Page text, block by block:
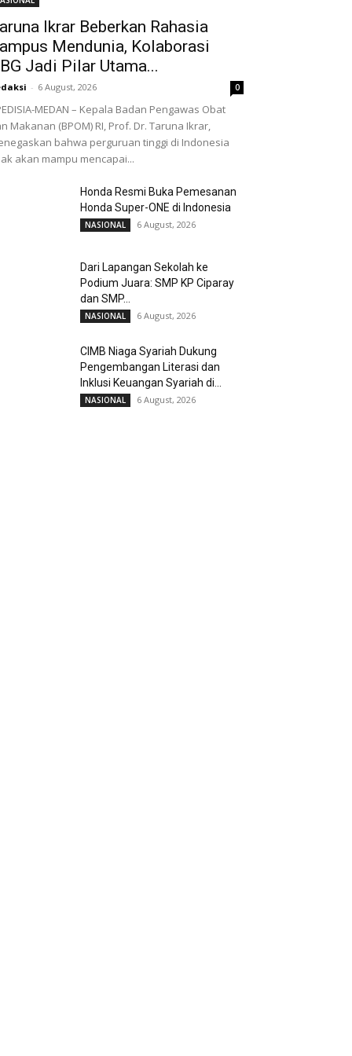
Ikrar Beberkan Rahasia
Mendunia, Kolaborasi
Jadi Pilar Utama...
- 6 August, 2026 0
MEDAN – Kepala Badan Pengawas Obat
Makanan (BPOM) RI, Prof. Dr. Taruna Ikrar,
bahwa perguruan tinggi di Indonesia
akan mampu mencapai...
Honda Resmi Buka Pemesanan
Honda Super-ONE di Indonesia
NASIONAL 6 August, 2026
Dari Lapangan Sekolah ke
Podium Juara: SMP KP Ciparay
dan SMP...
NASIONAL 6 August, 2026
CIMB Niaga Syariah Dukung
Pengembangan Literasi dan
Inklusi Keuangan Syariah di...
NASIONAL 6 August, 2026